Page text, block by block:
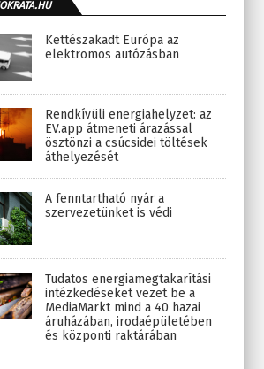
Kettészakadt Európa az
elektromos autózásban
Rendkívüli energiahelyzet: az
EV.app átmeneti árazással
ösztönzi a csúcsidei töltések
áthelyezését
A fenntartható nyár a
szervezetünket is védi
Tudatos energiamegtakarítási
intézkedéseket vezet be a
MediaMarkt mind a 40 hazai
áruházában, irodaépületében
és központi raktárában